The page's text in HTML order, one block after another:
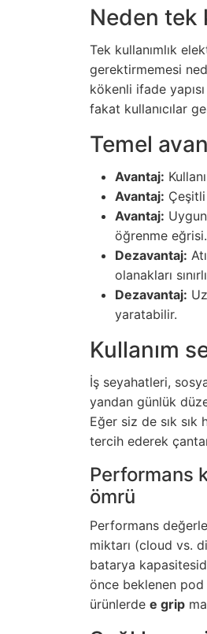
Neden tek
Tek kullanımlık
gerektirmemesi
kökenli ifade
fakat kullanıcılar
Temel
Avantaj:
Avantaj:
Avantaj:
öğrenme eğrisi.
Dezavantaj:
olanakları
Dezavantaj:
yaratabilir.
Kullanım
İş seyahatleri,
yandan günlük
Eğer siz de sık sık
tercih ederek
Performans
ömrü
Performans
miktarı (cloud vs.
batarya
önce beklenen
ürünlerde e grip